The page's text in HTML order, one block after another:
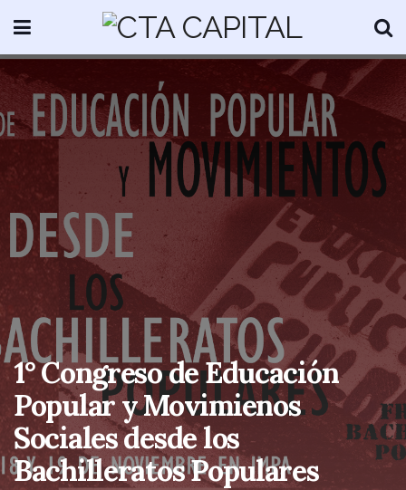
1° Congreso de Educación
Popular y Movimienos
Sociales desde los
Bachilleratos Populares